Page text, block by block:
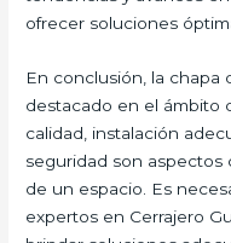
ofrecer soluciones
En conclusión, la
destacado en el ámbito
calidad, instalación
seguridad son aspectos
de un espacio. Es
expertos en Cerrajero